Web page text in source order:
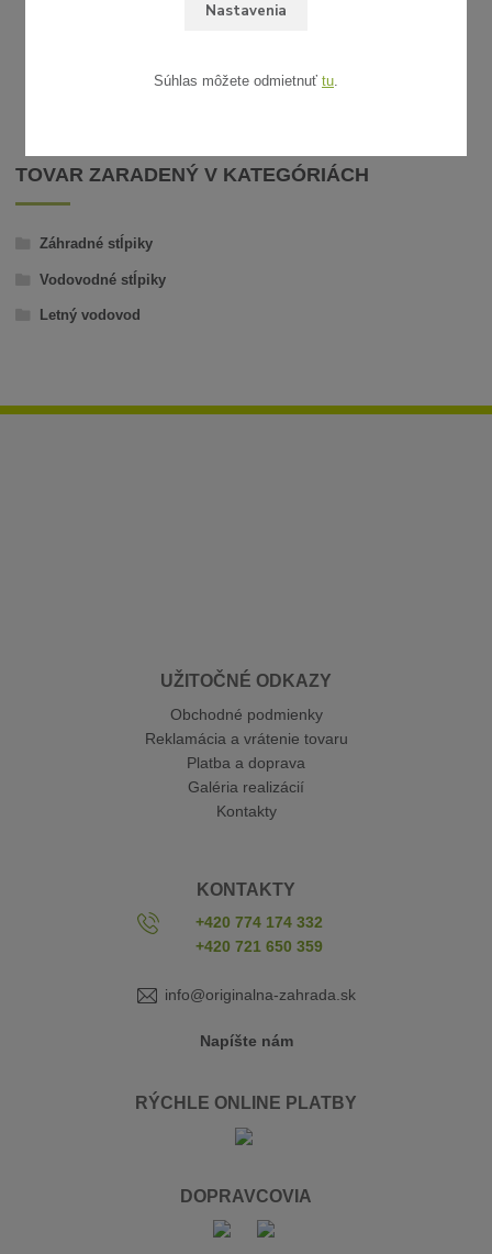
PRIDAŤ DO KOŠÍKA
TOVAR ZARADENÝ V KATEGÓRIÁCH
Záhradné stĺpiky
Vodovodné stĺpiky
Letný vodovod
UŽITOČNÉ ODKAZY
Obchodné podmienky
Reklamácia a vrátenie tovaru
Platba a doprava
Galéria realizácií
Kontakty
KONTAKTY
+420 774 174 332
+420 721 650 359
info@originalna-zahrada.sk
Napíšte nám
RÝCHLE ONLINE PLATBY
DOPRAVCOVIA
Nastavenia
Súhlas môžete odmietnuť tu.